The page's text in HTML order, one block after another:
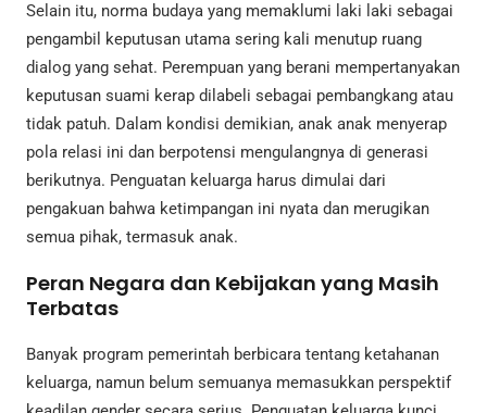
Selain itu, norma budaya yang memaklumi laki laki sebagai
pengambil keputusan utama sering kali menutup ruang
dialog yang sehat. Perempuan yang berani mempertanyakan
keputusan suami kerap dilabeli sebagai pembangkang atau
tidak patuh. Dalam kondisi demikian, anak anak menyerap
pola relasi ini dan berpotensi mengulangnya di generasi
berikutnya. Penguatan keluarga harus dimulai dari
pengakuan bahwa ketimpangan ini nyata dan merugikan
semua pihak, termasuk anak.
Peran Negara dan Kebijakan yang Masih
Terbatas
Banyak program pemerintah berbicara tentang ketahanan
keluarga, namun belum semuanya memasukkan perspektif